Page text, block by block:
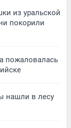
из уральской
покорили
пожаловалась
нашли в лесу